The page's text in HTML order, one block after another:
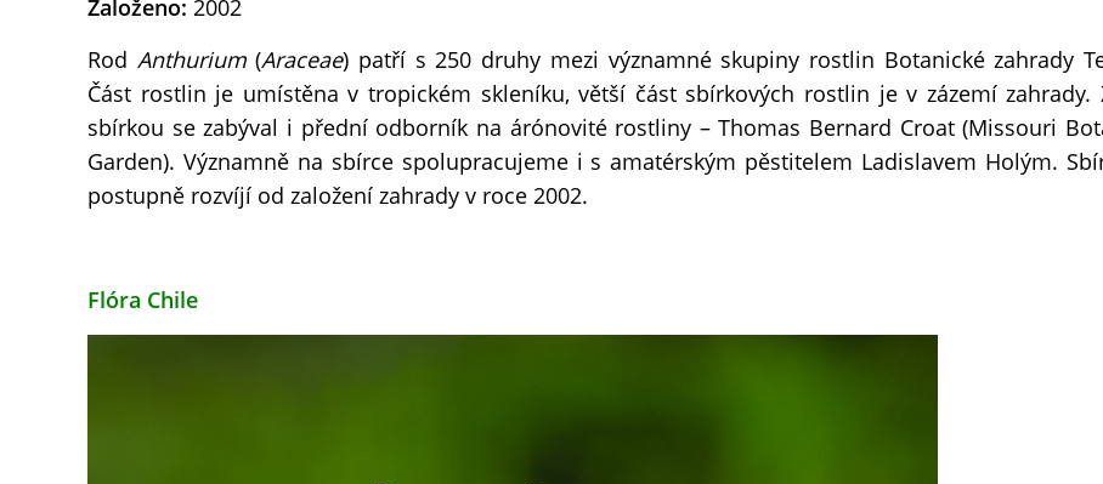
Založeno: 2002
Rod Anthurium(Araceae) patří s 250 druhy mezi významné skupiny rostlin Botanické zahrady
Část rostlin je umístěna v tropickém skleníku, větší část sbírkových rostlin je v zázemí zahrady.
sbírkou se zabýval i přední odborník na árónovité rostliny – Thomas Bernard Croat (Missouri
Garden). Významně na sbírce spolupracujeme i s amatérským pěstitelem Ladislavem Holým.
postupně rozvíjí od založení zahrady v roce 2002.
Flóra Chile